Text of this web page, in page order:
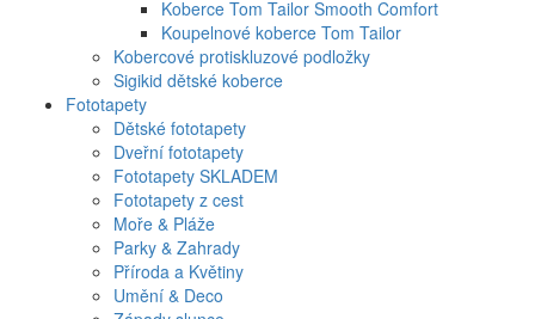
Koberce Tom Tailor Smooth Comfort
Koupelnové koberce Tom Tailor
Kobercové protiskluzové podložky
Sigikid dětské koberce
Fototapety
Dětské fototapety
Dveřní fototapety
Fototapety SKLADEM
Fototapety z cest
Moře & Pláže
Parky & Zahrady
Příroda a Květiny
Umění & Deco